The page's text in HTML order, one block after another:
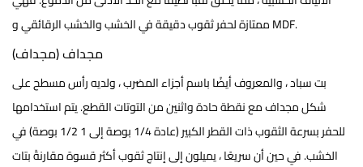
ممتازة لحفر ثقوب دقيقة في الخشب والخشب الرقائقي و MDF.
مجداف (مجداف)
بت سباد، والمعروف أيضًا باسم أجزاء المضرب ، ولديه رأس مسطح على
شكل مجداف مع نقطة حادة واثنين من التوتات القطع. يتم استخدامها
للحفر بسرعة الثقوب ذات القطر الكبير (عادة 1/4 بوصة إلى 1 1/2 بوصة) في
الخشب. في حين أن سريعًا ، يميلون إلى إنتاج ثقوب أكثر قسوة مقارنةً بتات